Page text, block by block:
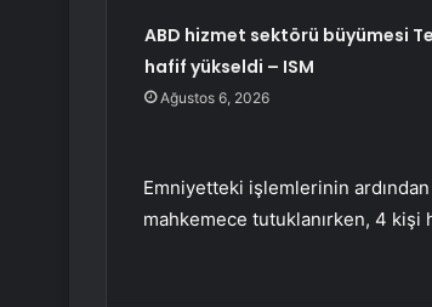
ABD hizmet sektörü büyümesi
hafif yükseldi – ISM
Ağustos 6, 2026
Emniyetteki işlemlerinin ardından
mahkemece tutuklanırken, 4 kişi